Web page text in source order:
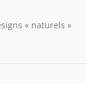
« naturels »